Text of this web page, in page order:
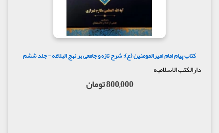
کتاب پیام امام امیرالمومنین (ع): شرح تازه و جامعی بر نهج البلاغه - جلد ششم
دارالکتب الاسلامیه
800,000 تومان